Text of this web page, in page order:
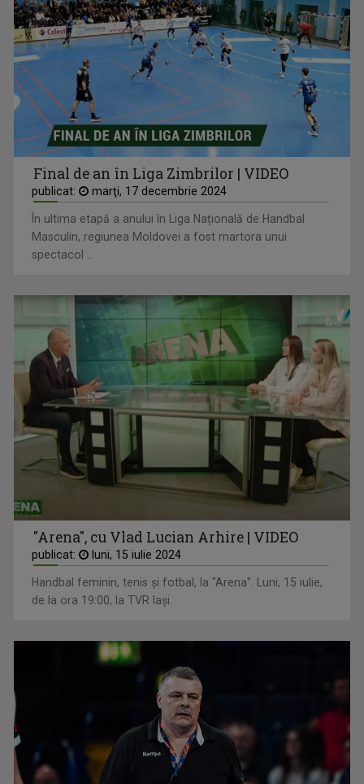
Final de an în Liga Zimbrilor | VIDEO
publicat: marţi, 17 decembrie 2024
În ultima etapă a anului în Liga Națională de Handbal
Masculin, regiunea Moldovei a fost martora unui
spectacol ...
"Arena", cu Vlad Lucian Arhire | VIDEO
publicat: luni, 15 iulie 2024
Handbal feminin, tenis și fotbal, la "Arena". Luni, 15 iulie,
de la ora 19:00, la TVR Iași.